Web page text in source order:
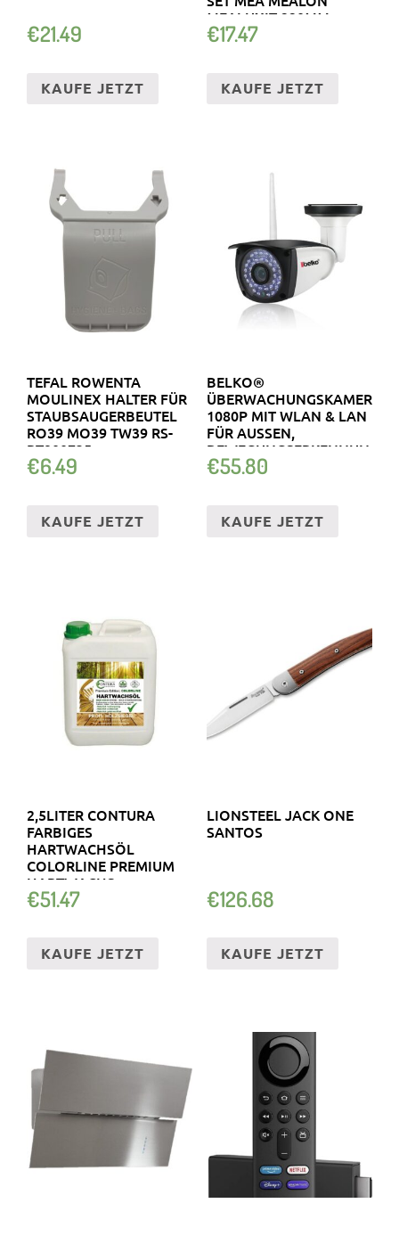
€21.49
KAUFE JETZT
MEALUXIT 220MM
€17.47
KAUFE JETZT
TEFAL ROWENTA
MOULINEX HALTER FÜR
STAUBSAUGERBEUTEL
RO39 MO39 TW39 RS-
RT900735
€6.49
KAUFE JETZT
BELKO®
ÜBERWACHUNGSKAMERA,
1080P MIT WLAN & LAN
FÜR AUSSEN,
BEWEGUNGSERKENNUNG,
…
€55.80
KAUFE JETZT
2,5LITER CONTURA
FARBIGES
HARTWACHSÖL
COLORLINE PREMIUM
HARTWACHS
€51.47
KAUFE JETZT
LIONSTEEL JACK ONE
SANTOS
€126.68
KAUFE JETZT